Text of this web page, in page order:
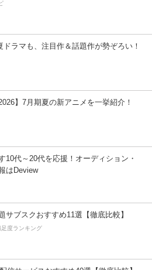
ドラマも、注目作＆話題作が勢ぞろい！
】7月期夏の新アニメを一挙紹介！
10代～20代を応援！オーディション・
はDeview
サブスクおすすめ11選【徹底比較】
度ランキング